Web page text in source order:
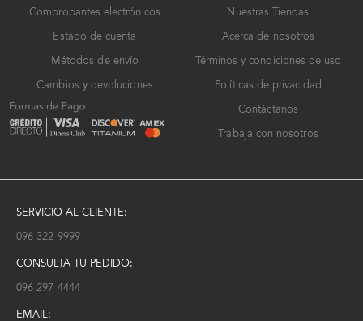
Comprobantes electrónicos
Estado de cuenta
Métodos de envío
Cambios y devoluciones
Nuestras Tiendas
Acerca de nosotros
Términos y condiciones de uso
Políticas de privacidad
Contáctanos
Trabaja con nosotros
SERVICIO AL CLIENTE:
096 322 9999
CONSULTA TU PEDIDO:
096 297 4444
EMAIL: